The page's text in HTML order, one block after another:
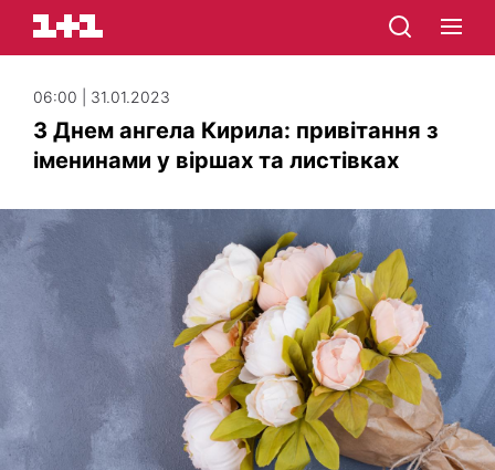
06:00 | 31.01.2023
З Днем ангела Кирила: привітання з
іменинами у віршах та листівках